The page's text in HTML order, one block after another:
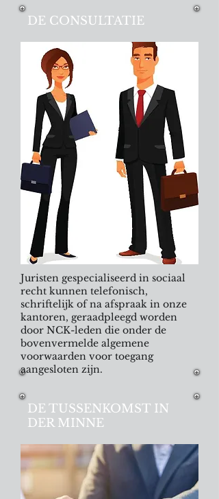
DE CONSULTATIE
Juristen gespecialiseerd in sociaal
recht kunnen telefonisch,
schriftelijk of na afspraak in onze
kantoren, geraadpleegd worden
door NCK-leden die onder de
bovenvermelde algemene
voorwaarden voor toegang
aangesloten zijn.
DE TUSSENKOMST IN
DER MINNE